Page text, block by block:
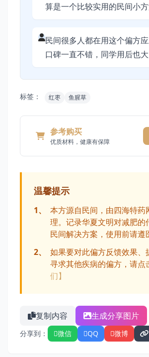
算是一个比较实用的民间小方
民间很多人都在用这个偏方应
口碑一直不错，同学用后也大
标签： 红枣 鱼腥草
参考购买
优质材料，健康有保障
温馨提示
1、
本方源自民间，由四海特药
理。记录华夏文明对减肥的
民间解决方案，使用前请遵
2、
如果要对此偏方反馈效果、
寻求其他疾病的偏方，请点
们】
复制内容 生成分享图片
分享到： 微信 QQ 微博